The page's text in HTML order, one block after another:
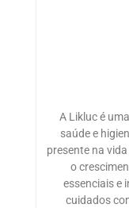
A Likluc é
saúde e
presente na
o
essenciais e
cuidados